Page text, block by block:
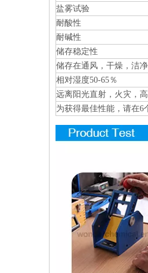
盐雾试验
耐酸性
耐碱性
储存稳定性
储存在通风，干燥，洁
相对湿度50-65％
远离阳光直射，火灾，
为获得最佳性能，请在6